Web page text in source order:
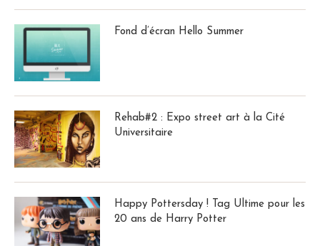
Fond d’écran Hello Summer
Rehab#2 : Expo street art à la Cité
Universitaire
Happy Pottersday ! Tag Ultime pour les
20 ans de Harry Potter